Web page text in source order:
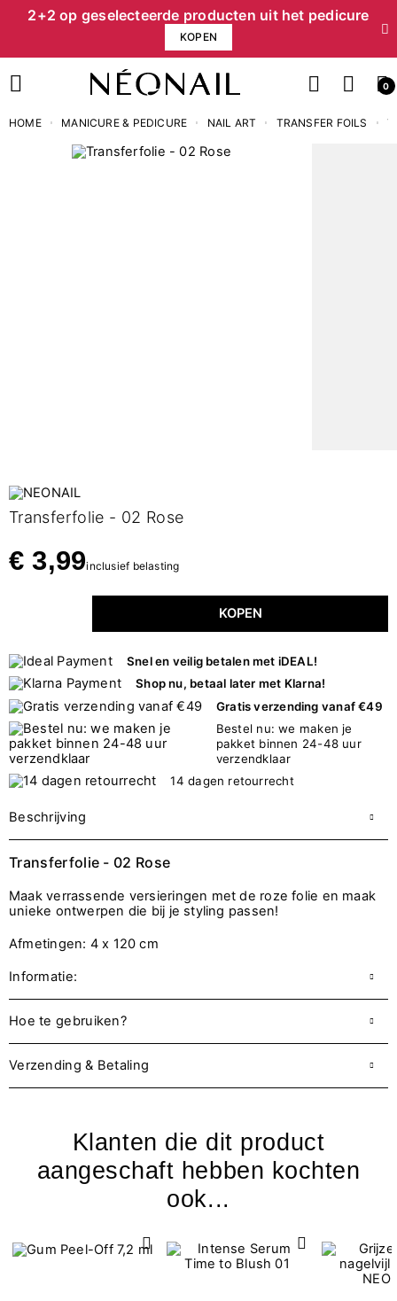
2+2 op geselecteerde producten uit het pedicure
KOPEN
0
HOME MANICURE & PEDICURE NAIL ART TRANSFER FOILS
Transferfolie - 02 Rose
€ 3,99inclusief belasting
KOPEN
Snel en veilig betalen met iDEAL!
Shop nu, betaal later met Klarna!
Gratis verzending vanaf €49
Bestel nu: we maken je
pakket binnen 24-48 uur
verzendklaar
14 dagen retourrecht
Beschrijving
Transferfolie - 02 Rose
Maak verrassende versieringen met de roze folie en maak
unieke ontwerpen die bij je styling passen!
Afmetingen: 4 x 120 cm
Informatie:
Hoe te gebruiken?
Verzending & Betaling
Klanten die dit product
aangeschaft hebben kochten
ook...